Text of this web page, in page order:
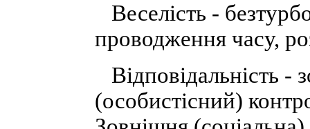
Веселість -
проводження часу,
Відповідальність -
(особистісний)